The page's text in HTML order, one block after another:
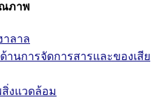
ภาพ
าลาล
านการจัดการสารและของเสีย
งแวดล้อม